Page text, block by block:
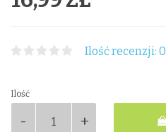
Ilość recenzji: 0
Ilość